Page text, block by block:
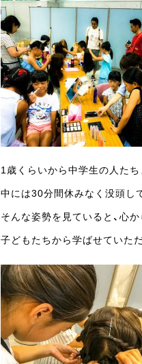
1歳くらいから中学生の人た
中には30分間休みなく没頭し
そんな姿勢を見ていると、心
子どもたちから学ばせていただ